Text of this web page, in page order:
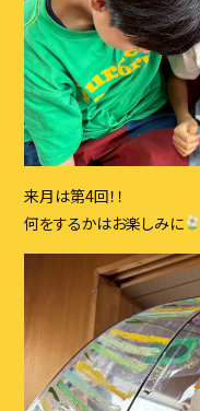
来月は第4回！！
何をするかはお楽しみに